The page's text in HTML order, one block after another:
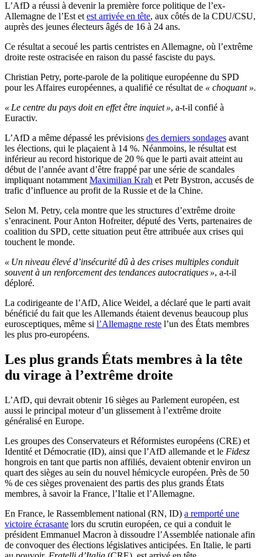
L’AfD a réussi à devenir la première force politique de l’ex-
Allemagne de l’Est et est arrivée en tête, aux côtés de la CDU/CSU,
auprès des jeunes électeurs âgés de 16 à 24 ans.
Ce résultat a secoué les partis centristes en Allemagne, où l’extrême
droite reste ostracisée en raison du passé fasciste du pays.
Christian Petry, porte-parole de la politique européenne du SPD
pour les Affaires européennes, a qualifié ce résultat de « choquant ».
« Le centre du pays doit en effet être inquiet », a-t-il confié à
Euractiv.
L’AfD a même dépassé les prévisions des derniers sondages avant
les élections, qui le plaçaient à 14 %. Néanmoins, le résultat est
inférieur au record historique de 20 % que le parti avait atteint au
début de l’année avant d’être frappé par une série de scandales
impliquant notamment Maximilian Krah et Petr Bystron, accusés de
trafic d’influence au profit de la Russie et de la Chine.
Selon M. Petry, cela montre que les structures d’extrême droite
s’enracinent. Pour Anton Hofreiter, député des Verts, partenaires de
coalition du SPD, cette situation peut être attribuée aux crises qui
touchent le monde.
« Un niveau élevé d’insécurité dû à des crises multiples conduit
souvent à un renforcement des tendances autocratiques », a-t-il
déploré.
La codirigeante de l’AfD, Alice Weidel, a déclaré que le parti avait
bénéficié du fait que les Allemands étaient devenus beaucoup plus
eurosceptiques, même si l’Allemagne reste l’un des États membres
les plus pro-européens.
Les plus grands États membres à la tête
du virage à l’extrême droite
L’AfD, qui devrait obtenir 16 sièges au Parlement européen, est
aussi le principal moteur d’un glissement à l’extrême droite
généralisé en Europe.
Les groupes des Conservateurs et Réformistes européens (CRE) et
Identité et Démocratie (ID), ainsi que l’AfD allemande et le Fidesz
hongrois en tant que partis non affiliés, devaient obtenir environ un
quart des sièges au sein du nouvel hémicycle européen. Près de 50
% de ces sièges provenaient des partis des plus grands États
membres, à savoir la France, l’Italie et l’Allemagne.
En France, le Rassemblement national (RN, ID) a remporté une
victoire écrasante lors du scrutin européen, ce qui a conduit le
président Emmanuel Macron à dissoudre l’Assemblée nationale afin
de convoquer des élections législatives anticipées. En Italie, le parti